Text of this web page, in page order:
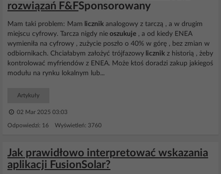
rozwiązań F&FSponsorowany
Mam taki problem: Mam licznik analogowy z tarczą , a w drugim
miejscu cyfrowy. Tarcza nigdy nie oszukuje , a od kiedy ENEA
wymieniła na cyfrowy , zużycie poszło o 40% w górę , bez zmian w
odbiornikach. Chciałabym założyć trójfazowy licznik z historią , żeby
kontrolować myfriendów z ENEA. Może ktoś doradzi zakup jakiegoś
modułu na rynku lokalnym lub...
Artykuły
02 Mar 2025 03:03
Odpowiedzi: 16 Wyświetleń: 3760
Jak prawidłowo interpretować wskazania
aplikacji FusionSolar?